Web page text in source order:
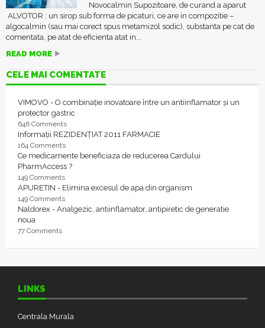
Novocalmin Supozitoare, de curand a aparut
ALVOTOR : un sirop sub forma de picaturi, ce are in compozitie –
algocalmin (sau mai corect spus metamizol sodic), substanta pe cat de
comentata, pe atat de eficienta atat in...
READ MORE
CELE MAI COMENTATE
VIMOVO - O combinație inovatoare între un antiinflamator și un
protector gastric
646 Comments
Informații REZIDENȚIAT 2011 FARMACIE
164 Comments
Ce medicamente beneficiaza de reducerea Cardului
PharmAccess ?
149 Comments
APURETIN - Elimina excesul de apa din organism
149 Comments
Naldorex - Analgezic, antiinflamator, antipiretic de generatie
noua
77 Comments
LINKS
Centrala Murala